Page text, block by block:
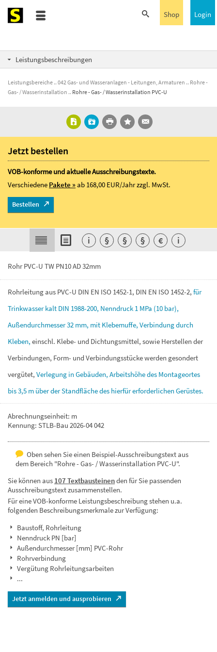
Login
Shop
Leistungsbeschreibungen
Leistungsbereiche 042 Gas- und Wasseranlagen - Leitungen, Armaturen
Rohre -
Gas- / Wasserinstallation
Rohre - Gas- / Wasserinstallation PVC-U
Rohr PVC-U TW PN10 AD 32mm
Rohrleitungaus PVC-U DIN EN ISO 1452-1, DIN EN ISO 1452-2, für
Trinkwasserkalt DIN 1988-200, Nenndruck 1 MPa (10 bar),
Außendurchmesser32 mm, mit Klebemuffe, Verbindungdurch
Kleben, einschl. Klebe- und Dichtungsmittel, sowie Herstellen der
Verbindungen, Form- und Verbindungsstückewerden gesondert
vergütet, Verlegung in Gebäuden, Arbeitshöhedes Montageortes
bis3,5 m überderStandflächedes hierfürerforderlichen Gerüstes.
Abrechnungseinheit: m
Kennung: STLB-Bau 2026-04 042
Oben sehen Sie einen Beispiel-Ausschreibungstext aus
dem Bereich "Rohre - Gas- / Wasserinstallation PVC-U".
Sie können aus 107 Textbausteinenden für Sie passenden
Ausschreibungstext zusammenstellen.
Für eine VOB-konforme Leistungsbeschreibung stehen u.a.
folgenden Beschreibungsmerkmale zur Verfügung:
Baustoff, Rohrleitung
Nenndruck PN [bar]
Außendurchmesser [mm] PVC-Rohr
Rohrverbindung
Vergütung Rohrleitungsarbeiten
...
Jetzt anmelden und ausprobieren
Jetzt bestellen
VOB-konforme und aktuelle Ausschreibungstexte.
Verschiedene Pakete »ab 168,00 EUR/Jahrzzgl. MwSt.
Bestellen
i § § § € i